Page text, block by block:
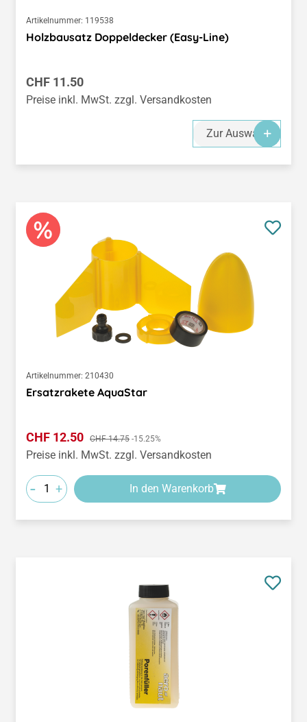
Artikelnummer: 119538
Holzbausatz Doppeldecker (Easy-Line)
Regulärer Preis:
CHF 11.50
Preise inkl. MwSt. zzgl. Versandkosten
Zur Auswahl
Artikelnummer: 210430
Ersatzrakete AquaStar
Verkaufspreis:
CHF 12.50 Regulärer Preis:
CHF 14.75 -15.25%
Preise inkl. MwSt. zzgl. Versandkosten
- + In den Warenkorb